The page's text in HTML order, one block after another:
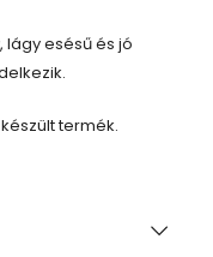
lágy esésű és jó
termék.